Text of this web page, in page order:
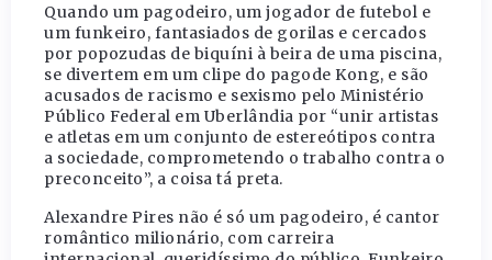
Quando um pagodeiro, um jogador de futebol e
um funkeiro, fantasiados de gorilas e cercados
por popozudas de biquíni à beira de uma piscina,
se divertem em um clipe do pagode Kong, e são
acusados de racismo e sexismo pelo Ministério
Público Federal em Uberlândia por “unir artistas
e atletas em um conjunto de estereótipos contra
a sociedade, comprometendo o trabalho contra o
preconceito”, a coisa tá preta.
Alexandre Pires não é só um pagodeiro, é cantor
romântico milionário, com carreira